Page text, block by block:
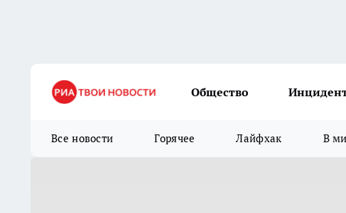
Общество
Все новости Горячее Лайфхак В